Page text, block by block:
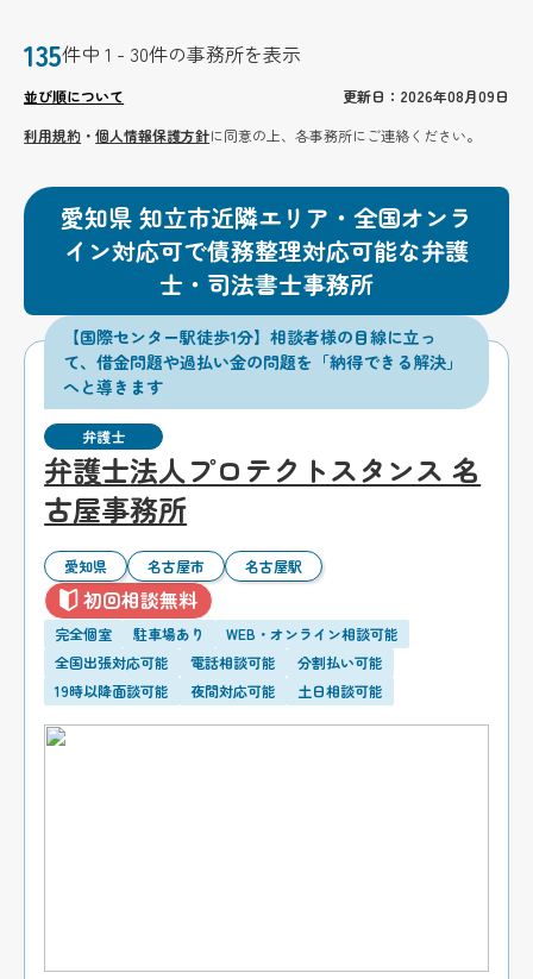
135件中 1 - 30件の事務所を表示
並び順について
更新日：2026年08月09日
利用規約 ・個人情報保護方針に同意の上、各事務所にご連絡ください。
愛知県 知立市近隣エリア・全国オンラ
イン対応可で債務整理対応可能な弁護
士・司法書士事務所
【国際センター駅徒歩1分】相談者様の目線に立っ
て、借金問題や過払い金の問題を「納得できる解決」
へと導きます
弁護士
弁護士法人プロテクトスタンス 名
古屋事務所
愛知県 名古屋市 名古屋駅
初回相談無料
完全個室 駐車場あり
WEB・オンライン相談可能
全国出張対応可能
電話相談可能
分割払い可能
19時以降面談可能
夜間対応可能 土日相談可能